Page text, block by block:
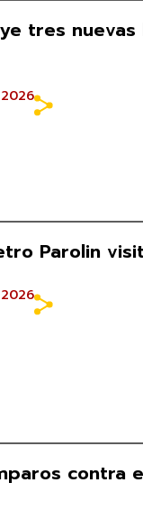
tres
Parolin
contra